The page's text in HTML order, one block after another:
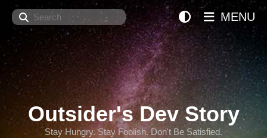
Search
Outsider's Dev Story
Stay Hungry. Stay Foolish. Don't Be Satisfied.
MENU